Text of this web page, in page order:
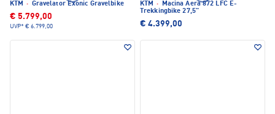
KTM · Gravelator Exonic Gravelbike
€ 5.799,00
UVP* € 6.799,00
KTM ·
Macina Aera 872 LFC E-
Trekkingbike 27,5"
€ 4.399,00